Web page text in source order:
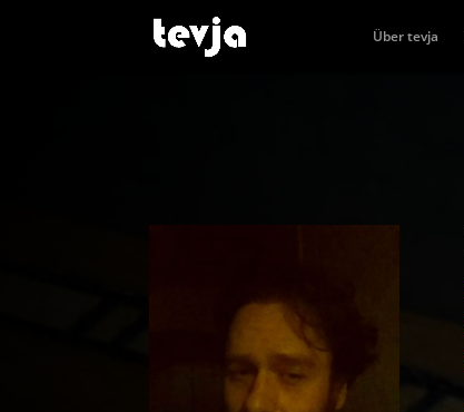
Über tevja